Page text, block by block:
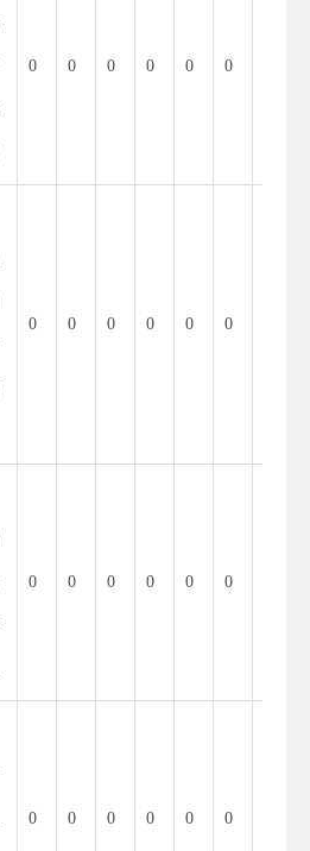
0 0 0 0 0 0
0 0 0 0 0 0
0 0 0 0 0 0
0 0 0 0 0 0